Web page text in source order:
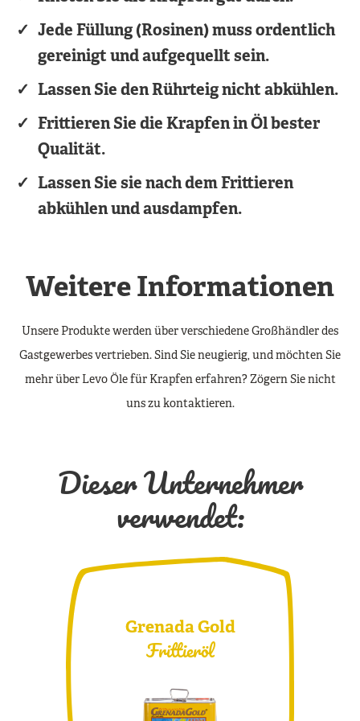
Jede Füllung (Rosinen) muss ordentlich
gereinigt und aufgequellt sein.
Lassen Sie den Rührteig nicht abkühlen.
Frittieren Sie die Krapfen in Öl bester
Qualität.
Lassen Sie sie nach dem Frittieren
abkühlen und ausdampfen.
Weitere Informationen
Unsere Produkte werden über verschiedene Großhändler des
Gastgewerbes vertrieben. Sind Sie neugierig, und möchten Sie
mehr über Levo Öle für Krapfen erfahren? Zögern Sie nicht
uns zu kontaktieren.
Dieser Unternehmer
verwendet:
Grenada Gold
Frittieröl